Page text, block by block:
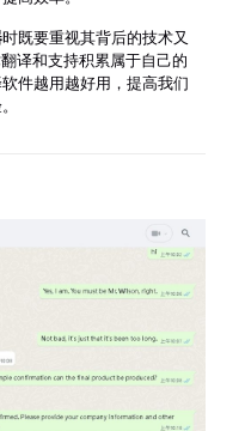
时既要重视其背后的技术又
译和支持积累属于自己的
件越用越好用，提高我们